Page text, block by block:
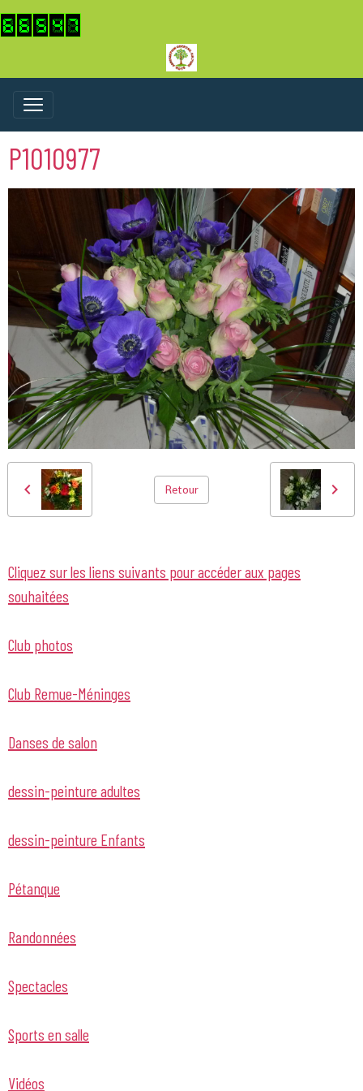
P1010977
Retour
Cliquez sur les liens suivants pour accéder aux pages
souhaitées
Club photos
Club Remue-Méninges
Danses de salon
dessin-peinture adultes
dessin-peinture Enfants
Pétanque
Randonnées
Spectacles
Sports en salle
Vidéos